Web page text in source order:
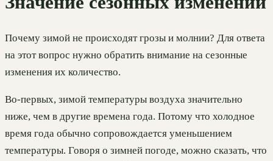
Почему зимой не происходят грозы и молнии? Для ответа
на этот вопрос нужно обратить внимание на сезонные
изменения их количество.
Во-первых, зимой температуры воздуха значительно
ниже, чем в другие времена года. Потому что холодное
время года обычно сопровождается уменьшением
температуры. Говоря о зимней погоде, можно сказать, что